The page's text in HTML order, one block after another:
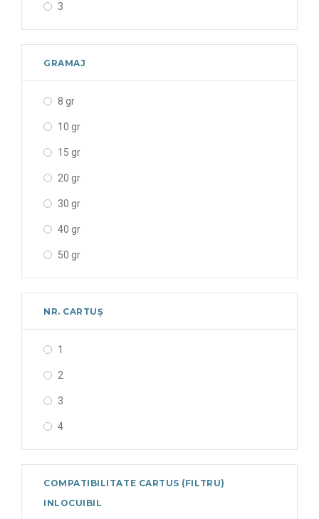
3
GRAMAJ
8 gr
10 gr
15 gr
20 gr
30 gr
40 gr
50 gr
NR. CARTUȘ
1
2
3
4
COMPATIBILITATE CARTUS (FILTRU)
INLOCUIBIL